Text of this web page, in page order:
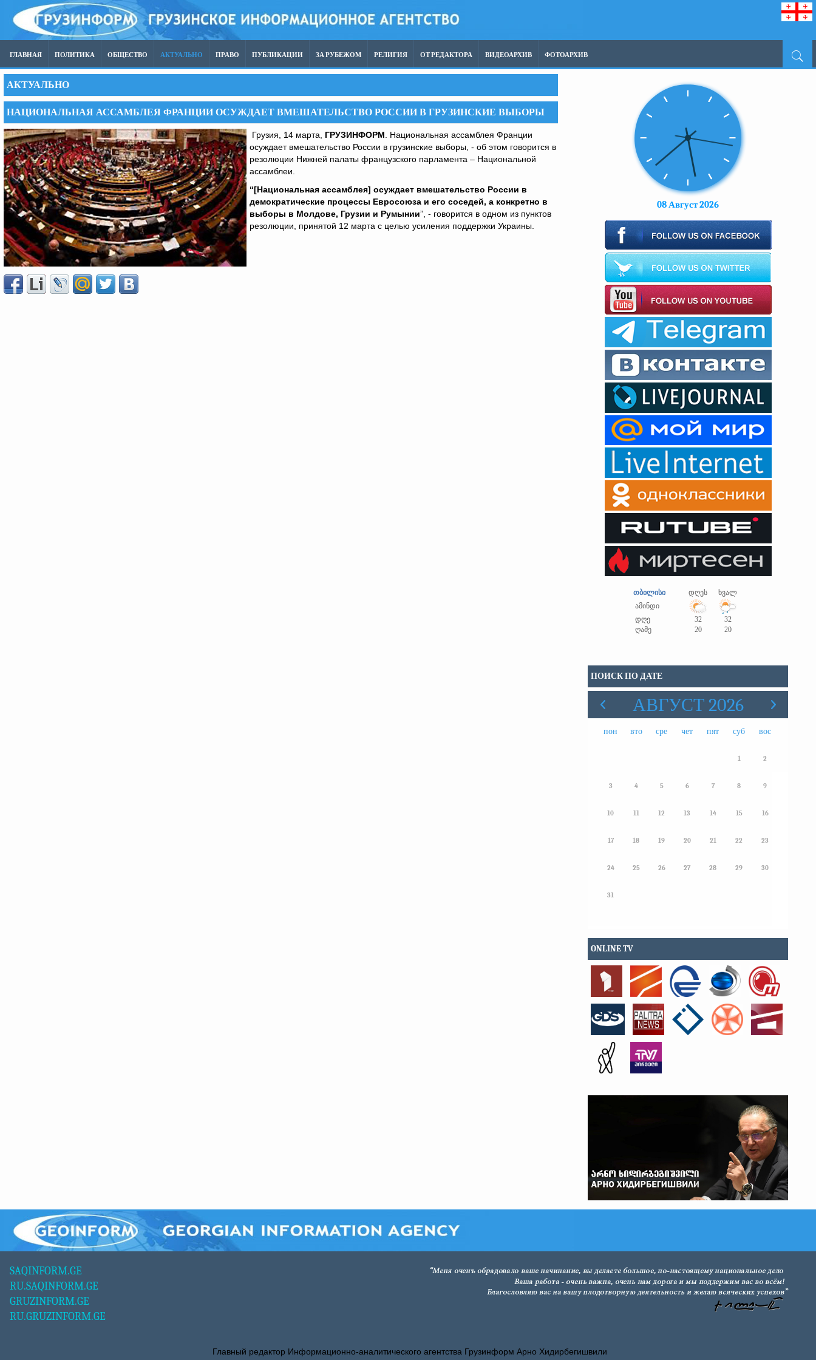
ГЛАВНАЯ ПОЛИТИКА ОБЩЕСТВО АКТУАЛЬНО ПРАВО ПУБЛИКАЦИИ ЗА РУБЕЖОМ РЕЛИГИЯ ОТ РЕДАКТОРА ВИДЕОАРХИВ ФОТОАРХИВ
АКТУАЛЬНО
НАЦИОНАЛЬНАЯ АССАМБЛЕЯ ФРАНЦИИ ОСУЖДАЕТ ВМЕШАТЕЛЬСТВО РОССИИ В ГРУЗИНСКИЕ ВЫБОРЫ
Грузия, 14 марта, ГРУЗИНФОРМ . Национальная ассамблея Франции
осуждает вмешательство России в грузинские выборы, - об этом говорится в
резолюции Нижней палаты французского парламента – Национальной
ассамблеи.
“[Национальная ассамблея] осуждает вмешательство России в
демократические процессы Евросоюза и его соседей, а конкретно в
выборы в Молдове, Грузии и Румынии”, - говорится в одном из пунктов
резолюции, принятой 12 марта с целью усиления поддержки Украины.
08 Август 2026
თბილისი დღეს
ხვალ
ამინდი
დღე
32
32
ღამე
20 20
ПОИСК ПО ДАТЕ
АВГУСТ 2026
пон вто сре чет пят суб вос
1 2
3 4 5 6 7 8 9
10 11 12 13 14 15 16
17 18 19 20 21 22 23
24 25 26 27 28 29 30
31
ONLINE TV
SAQINFORM.GE
RU.SAQINFORM.GE
GRUZINFORM.GE
RU.GRUZINFORM.GE
Главный редактор Информационно-аналитического агентства Грузинформ Арно Хидирбегишвили